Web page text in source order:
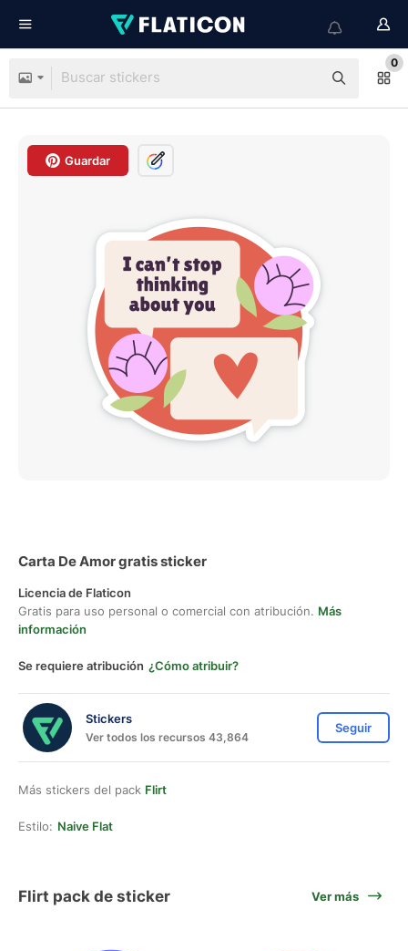
0
Guardar
Carta De Amor gratis sticker
Licencia de Flaticon
Gratis para uso personal o comercial con atribución. Más
información
Se requiere atribución ¿Cómo atribuir?
Stickers
Ver todos los recursos 43,864
Seguir
Más stickers del pack Flirt
Estilo: Naive Flat
Flirt pack de sticker Ver más